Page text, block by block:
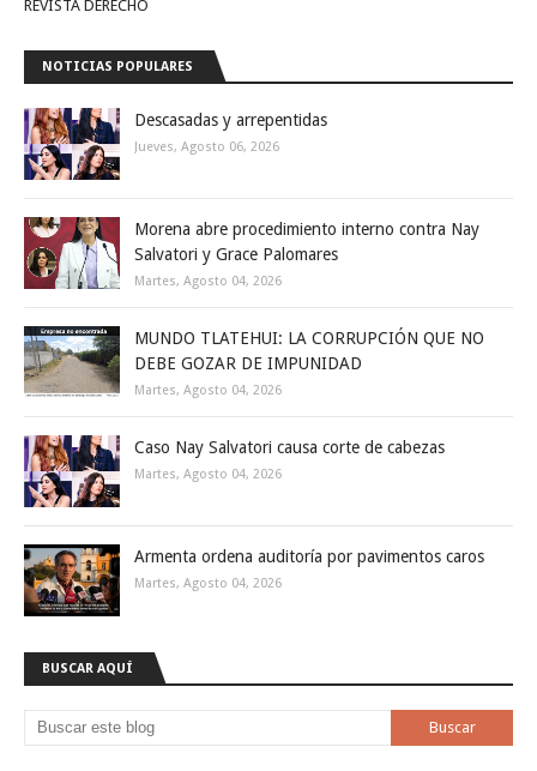
REVISTA DERECHO
NOTICIAS POPULARES
Descasadas y arrepentidas
Jueves, Agosto 06, 2026
Morena abre procedimiento interno contra Nay
Salvatori y Grace Palomares
Martes, Agosto 04, 2026
MUNDO TLATEHUI: LA CORRUPCIÓN QUE NO
DEBE GOZAR DE IMPUNIDAD
Martes, Agosto 04, 2026
Caso Nay Salvatori causa corte de cabezas
Martes, Agosto 04, 2026
Armenta ordena auditoría por pavimentos caros
Martes, Agosto 04, 2026
BUSCAR AQUÍ